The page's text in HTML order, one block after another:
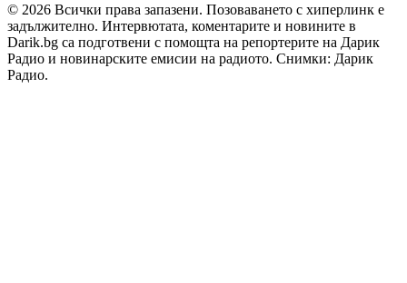
© 2026 Всички права запазени. Позоваването с хиперлинк е
задължително. Интервютата, коментарите и новините в
Darik.bg са подготвени с помощта на репортерите на Дарик
Радио и новинарските емисии на радиото. Снимки: Дарик
Радио.